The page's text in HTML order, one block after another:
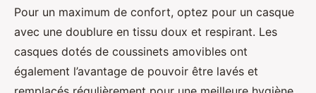
Pour un maximum de confort, optez pour un casque
avec une doublure en tissu doux et respirant. Les
casques dotés de coussinets amovibles ont
également l’avantage de pouvoir être lavés et